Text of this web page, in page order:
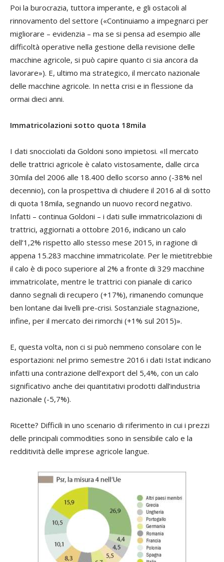
Poi la burocrazia, tuttora imperante, e gli ostacoli al
rinnovamento del settore («Continuiamo a impegnarci per
migliorare – evidenzia – ma se si pensa ad esempio alle
difficoltà operative nella gestione della revisione delle
macchine agricole, si può capire quanto ci sia ancora da
lavorare»). E, ultimo ma strategico, il mercato nazionale
delle macchine agricole. In netta crisi e in flessione da
ormai dieci anni.
Immatricolazioni sotto quota 18mila
I dati snocciolati da Goldoni sono impietosi. «Il mercato
delle trattrici agricole è calato vistosamente, dalle circa
30mila del 2006 alle 18.400 dello scorso anno (-38% nel
decennio), con la prospettiva di chiudere il 2016 al di sotto
di quota 18mila, segnando un nuovo record negativo.
Infatti – continua Goldoni – i dati sulle immatricolazioni di
trattrici, aggiornati a ottobre 2016, indicano un calo
dell’1,2% rispetto allo stesso mese 2015, in ragione di
appena 15.283 macchine immatricolate. Per le mietitrebbie
il calo è di poco superiore al 2% a fronte di 329 macchine
immatricolate, mentre le trattrici con pianale di carico
danno segnali di recupero (+17%), rimanendo comunque
ben lontane dai livelli pre-crisi. Sostanziale stagnazione,
infine, per il mercato dei rimorchi (+1% sul 2015)».
E, questa volta, non ci si può nemmeno consolare con le
esportazioni: nel primo semestre 2016 i dati Istat indicano
infatti una contrazione dell’export del 5,4%, con un calo
significativo anche dei quantitativi prodotti dall’industria
nazionale (-5,7%).
Ricette? Difficili in uno scenario di riferimento in cui i prezzi
delle principali commodities sono in sensibile calo e la
redditività delle imprese agricole langue.